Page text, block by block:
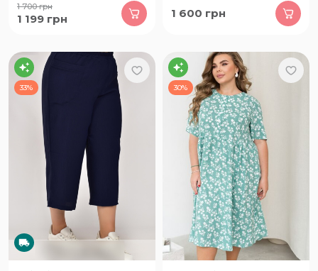
1 700грн
1 199 грн 1 600 грн
33% 30%